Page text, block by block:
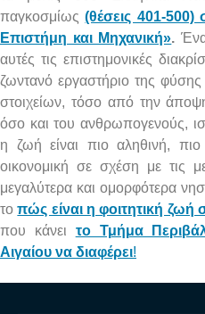
παγκοσμίως(θέσεις 401-500)
Επιστήμη και Μηχανική».
αυτές τις επιστημονικές
ζωντανό εργαστήριο της
στοιχείων, τόσο από την
όσο και του ανθρωπογενούς,
η ζωή είναι πιο αληθινή,
οικονομική σε σχέση με τις
μεγαλύτερα και ομορφότερα
τοπώς είναι η φοιτητική ζωή
που κάνει το Τμήμα
Αιγαίου να διαφέρει!